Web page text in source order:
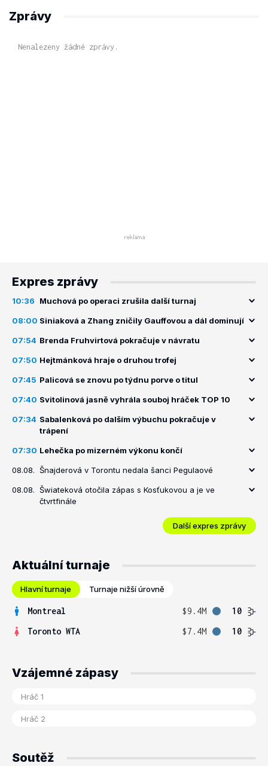
Zprávy
Nenalezeny žádné zprávy.
Expres zprávy
10:36 Muchová po operaci zrušila další turnaj
08:00 Siniaková a Zhang zničily Gauffovou a dál dominují
07:54 Brenda Fruhvirtová pokračuje v návratu
07:50 Hejtmánková hraje o druhou trofej
07:45 Palicová se znovu po týdnu porve o titul
07:40 Svitolinová jasně vyhrála souboj hráček TOP 10
07:34 Sabalenková po dalším výbuchu pokračuje v
trápení
07:30 Lehečka po mizerném výkonu končí
08.08. Šnajderová v Torontu nedala šanci Pegulaové
08.08. Šwiateková otočila zápas s Kosťukovou a je ve
čtvrtfinále
Další expres zprávy
Aktuální turnaje
Hlavní turnaje Turnaje nižší úrovně
Montreal $9.4M
10
Toronto WTA
$7.4M 10
Vzájemné zápasy
Soutěž